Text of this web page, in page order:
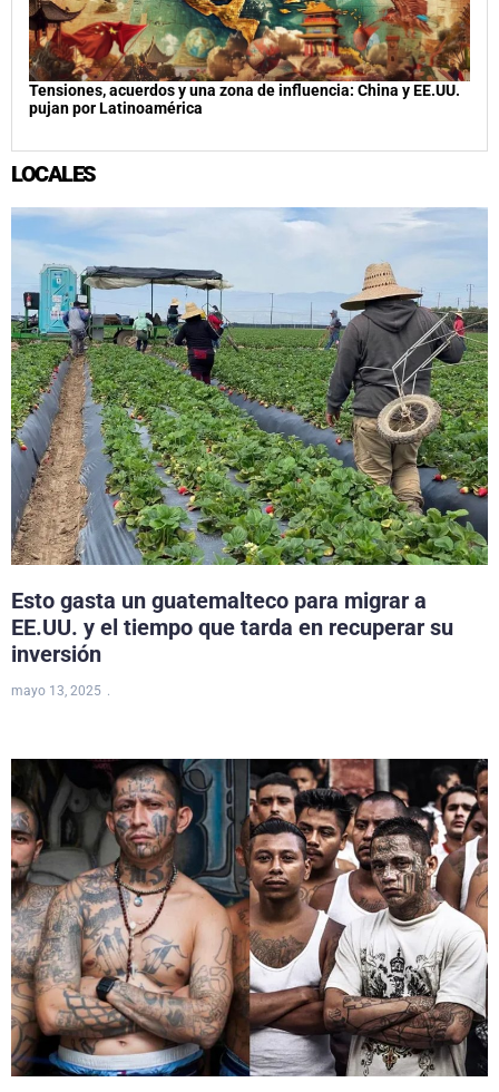
Tensiones, acuerdos y una zona de influencia: China y EE.UU.
pujan por Latinoamérica
LOCALES
Esto gasta un guatemalteco para migrar a
EE.UU. y el tiempo que tarda en recuperar su
inversión
mayo 13, 2025